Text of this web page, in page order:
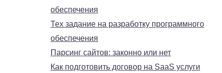
обеспечения
Тех задание на разработку программного
обеспечения
Парсинг сайтов: законно или нет
Как подготовить договор на SaaS услуги